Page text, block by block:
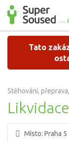
Tato
Stěhování,
Místo: Praha 5